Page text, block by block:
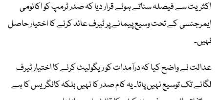
اکثریت سے فیصلہ سناتے ہوئے قرار دیا کہ صدر ٹرمپ کو اکانومی
ایمرجنسی کے تحت وسیع پیمانے پر ٹیرف عائد کرنے کا اختیار حاصل
نہیں۔
عدالت نے واضح کیا کہ درآمدات کو ریگولیٹ کرنے کا اختیار ٹیرف
لگانے تک توسیع نہیں پاتا۔ یہ کام صدر کا نہیں بلکہ کانگریس کا ہے